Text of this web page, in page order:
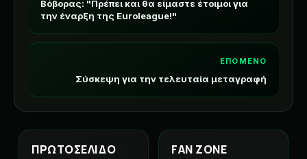
ΕΠΟΜΕΝΟ
Σύσκεψη για την τελευταία μεταγραφή
Βόβορας: "Πρέπει και θα είμαστε έτοιμοι για
την έναρξη της Euroleague!"
ΠΡΩΤΟΣΕΛΙΔΟ FAN ZONE